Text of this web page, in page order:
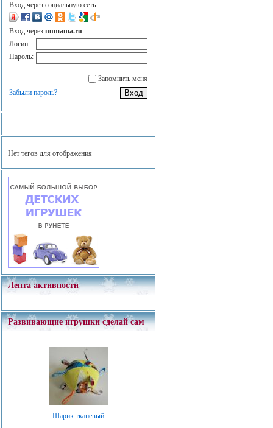
Вход через социальную сеть:
Вход через numama.ru:
Логин:
Пароль:
Запомнить меня
Забыли пароль?
Нет тегов для отображения
Лента активности
Развивающие игрушки сделай сам
Шарик тканевый